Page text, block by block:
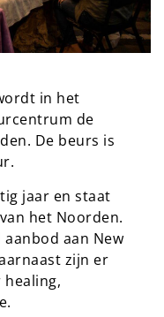
in het
de
De beurs is
jaar en staat
het Noorden.
aan New
zijn er